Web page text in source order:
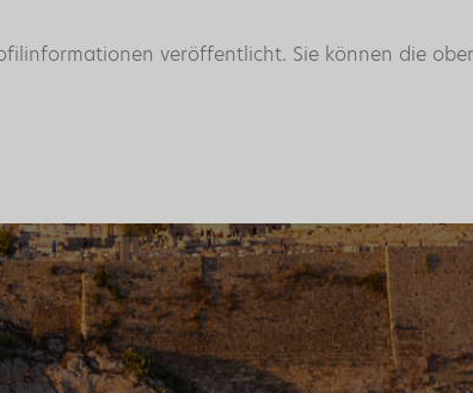
veröffentlicht. Sie können die